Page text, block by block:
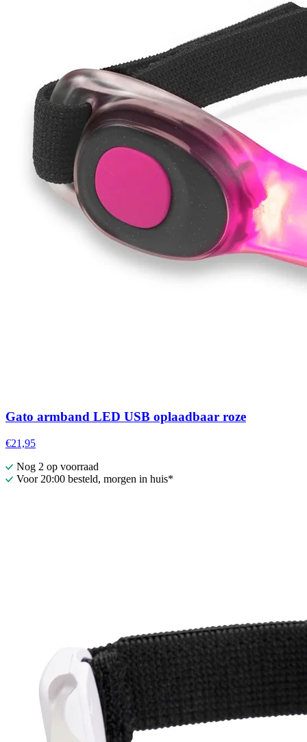
Gato armband LED USB oplaadbaar roze
€21,95
Nog 2 op voorraad
Voor 20:00 besteld, morgen in huis*